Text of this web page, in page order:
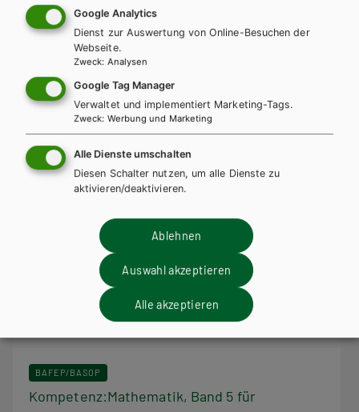
Diese Bücher könnten Sie
ebenfalls interessieren
BAFEP/BASOP
Kompetenz:Mathematik, Band 5 für
Google Analytics
Dienst zur Auswertung von Online-Besuchen der
Webseite.
Zweck: Analysen
Google Tag Manager
Verwaltet und implementiert Marketing-Tags.
Zweck: Werbung und Marketing
Alle Dienste umschalten
Diesen Schalter nutzen, um alle Dienste zu
aktivieren/deaktivieren.
Ablehnen
Auswahl akzeptieren
Alle akzeptieren